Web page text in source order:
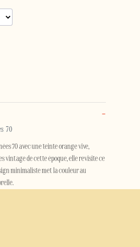
70
70 avec une teinte orange vive,
vintage de cette époque, elle revisite ce
minimaliste met la couleur au